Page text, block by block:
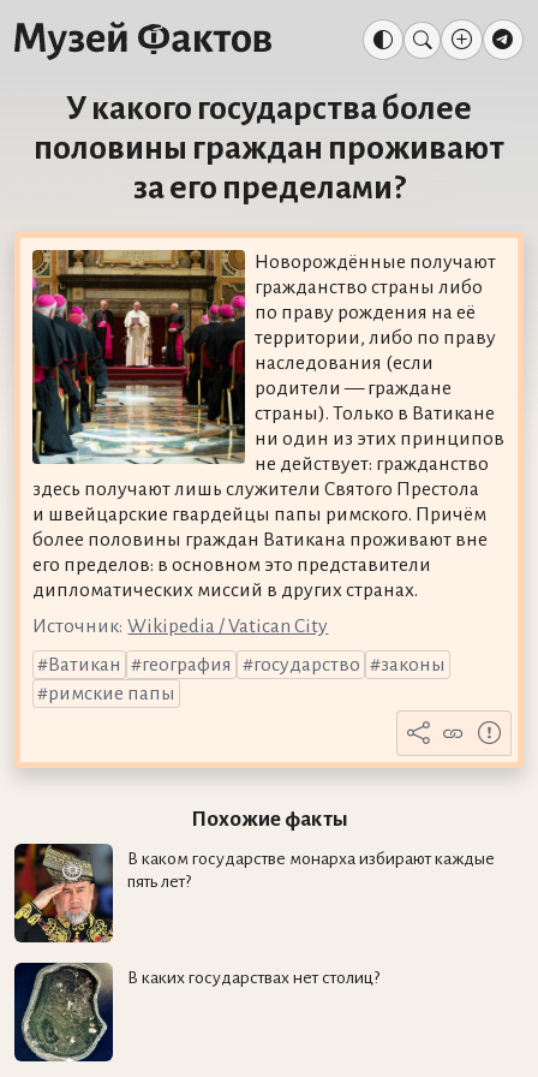
У какого государства более
половины граждан проживают
за его пределами?
Новорождённые получают
гражданство страны либо
по праву рождения на её
территории, либо по праву
наследования (если
родители — граждане
страны). Только в Ватикане
ни один из этих принципов
не действует: гражданство
здесь получают лишь служители Святого Престола
и швейцарские гвардейцы папы римского. Причём
более половины граждан Ватикана проживают вне
его пределов: в основном это представители
дипломатических миссий в других странах.
Источник: Wikipedia / Vatican City
Ватикан
география государство
законы
римские папы
Похожие факты
В каком государстве монарха избирают каждые
пять лет?
В каких государствах нет столиц?